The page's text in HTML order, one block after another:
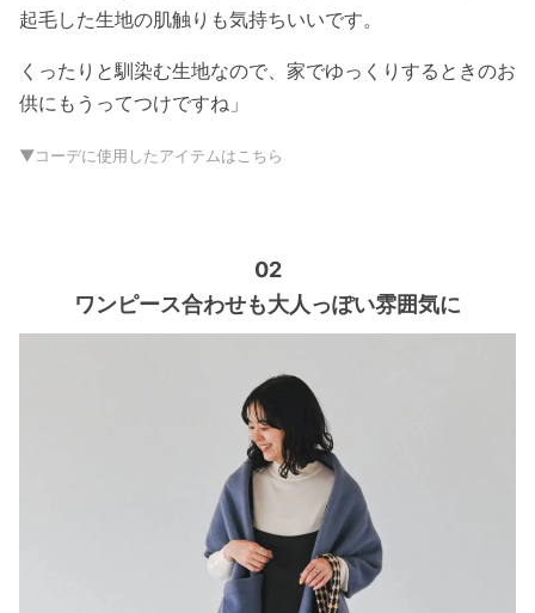
起毛した生地の肌触りも気持ちいいです。
くったりと馴染む生地なので、家でゆっくりするときのお
供にもうってつけですね」
▼コーデに使用したアイテムはこちら
02
ワンピース合わせも大人っぽい雰囲気に